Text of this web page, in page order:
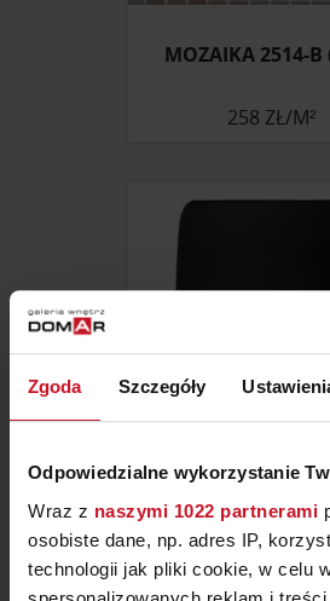
Zgoda Szczegóły
Odpowiedzialne wykorzystanie
Wraz z naszymi 1022 partnerami
osobiste dane, np. adres IP,
technologii jak pliki cookie, w celu
MOZAIKA 2514-B
258 ZŁ/M²
KUBEK NA
SONO
ZAPYTAJ O CENĘ W